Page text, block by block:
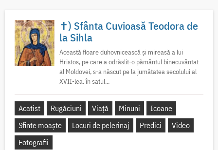
✝) Sfânta Cuvioasă Teodora de
la Sihla
Această floare duhovnicească și mireasă a lui
Hristos, pe care a odrăslit-o pământul binecuvântat
al Moldovei, s-a născut pe la jumătatea secolului al
XVII-lea, în satul...
Acatist Rugăciuni Viață Minuni
Icoane
Sfinte moaște
Locuri de pelerinaj Predici
Video
Fotografii